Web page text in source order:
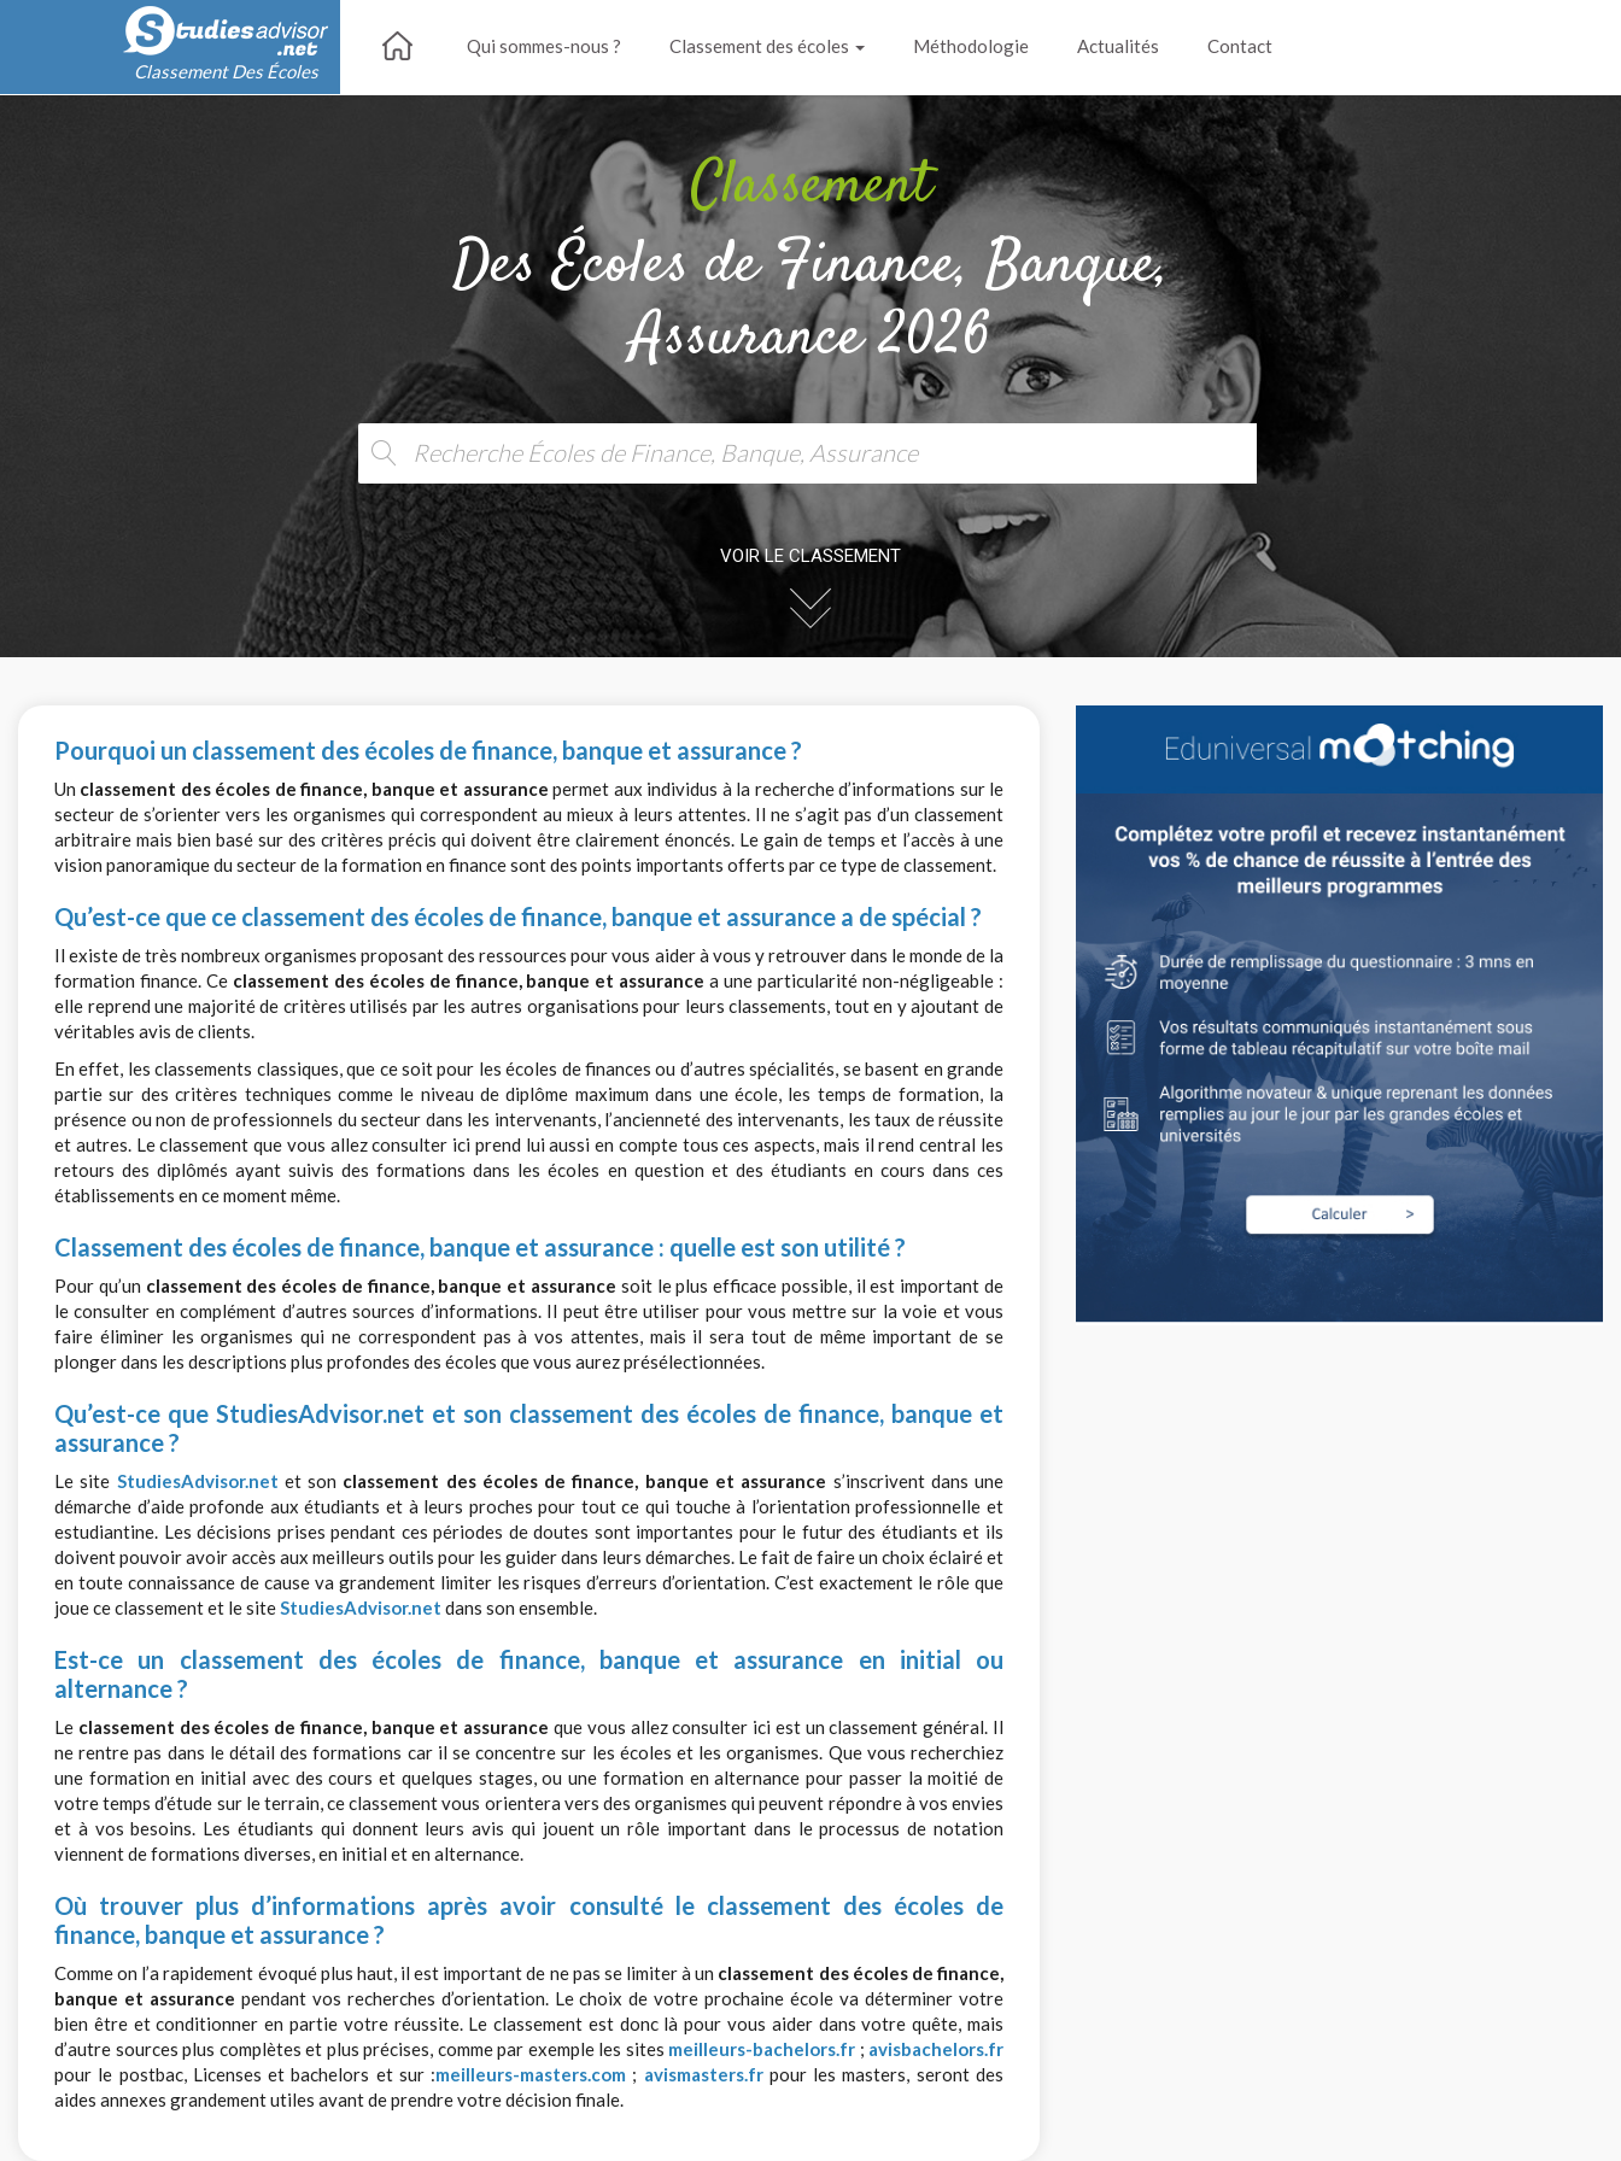
Classement Des Écoles
Qui sommes-nous ? Classement des écoles Méthodologie Actualités Contact
Classement
Des Écoles de Finance, Banque,
Assurance 2026
VOIR LE CLASSEMENT
Pourquoi un classement des écoles de finance, banque et assurance ?
Un classement des écoles de finance, banque et assurance permet aux individus à la recherche d’informations sur le
secteur de s’orienter vers les organismes qui correspondent au mieux à leurs attentes. Il ne s’agit pas d’un classement
arbitraire mais bien basé sur des critères précis qui doivent être clairement énoncés. Le gain de temps et l’accès à une
vision panoramique du secteur de la formation en finance sont des points importants offerts par ce type de classement.
Qu’est-ce que ce classement des écoles de finance, banque et assurance a de spécial ?
Il existe de très nombreux organismes proposant des ressources pour vous aider à vous y retrouver dans le monde de la
formation finance. Ce classement des écoles de finance, banque et assurance a une particularité non-négligeable :
elle reprend une majorité de critères utilisés par les autres organisations pour leurs classements, tout en y ajoutant de
véritables avis de clients.
En effet, les classements classiques, que ce soit pour les écoles de finances ou d’autres spécialités, se basent en grande
partie sur des critères techniques comme le niveau de diplôme maximum dans une école, les temps de formation, la
présence ou non de professionnels du secteur dans les intervenants, l’ancienneté des intervenants, les taux de réussite
et autres. Le classement que vous allez consulter ici prend lui aussi en compte tous ces aspects, mais il rend central les
retours des diplômés ayant suivis des formations dans les écoles en question et des étudiants en cours dans ces
établissements en ce moment même.
Classement des écoles de finance, banque et assurance : quelle est son utilité ?
Pour qu’un classement des écoles de finance, banque et assurance soit le plus efficace possible, il est important de
le consulter en complément d’autres sources d’informations. Il peut être utiliser pour vous mettre sur la voie et vous
faire éliminer les organismes qui ne correspondent pas à vos attentes, mais il sera tout de même important de se
plonger dans les descriptions plus profondes des écoles que vous aurez présélectionnées.
Qu’est-ce que StudiesAdvisor.net et son classement des écoles de finance, banque et
assurance ?
Le site StudiesAdvisor.net et son classement des écoles de finance, banque et assurance s’inscrivent dans une
démarche d’aide profonde aux étudiants et à leurs proches pour tout ce qui touche à l’orientation professionnelle et
estudiantine. Les décisions prises pendant ces périodes de doutes sont importantes pour le futur des étudiants et ils
doivent pouvoir avoir accès aux meilleurs outils pour les guider dans leurs démarches. Le fait de faire un choix éclairé et
en toute connaissance de cause va grandement limiter les risques d’erreurs d’orientation. C’est exactement le rôle que
joue ce classement et le siteStudiesAdvisor.net dans son ensemble.
Est-ce un classement des écoles de finance, banque et assurance en initial ou
alternance ?
Le classement des écoles de finance, banque et assurance que vous allez consulter ici est un classement général. Il
ne rentre pas dans le détail des formations car il se concentre sur les écoles et les organismes. Que vous recherchiez
une formation en initial avec des cours et quelques stages, ou une formation en alternance pour passer la moitié de
votre temps d’étude sur le terrain, ce classement vous orientera vers des organismes qui peuvent répondre à vos envies
et à vos besoins. Les étudiants qui donnent leurs avis qui jouent un rôle important dans le processus de notation
viennent de formations diverses, en initial et en alternance.
Où trouver plus d’informations après avoir consulté le classement des écoles de
finance, banque et assurance ?
Comme on l’a rapidement évoqué plus haut, il est important de ne pas se limiter à un classement des écoles de finance,
banque et assurance pendant vos recherches d’orientation. Le choix de votre prochaine école va déterminer votre
bien être et conditionner en partie votre réussite. Le classement est donc là pour vous aider dans votre quête, mais
d’autre sources plus complètes et plus précises, comme par exemple les sites meilleurs-bachelors.fr ; avisbachelors.fr
pour le postbac, Licenses et bachelors et sur :meilleurs-masters.com ; avismasters.frpour les masters, seront des
aides annexes grandement utiles avant de prendre votre décision finale.